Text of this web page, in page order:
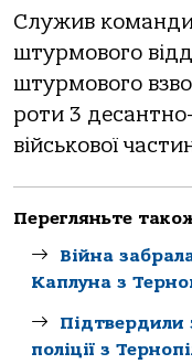
Служив
штурмового
штурмового
роти 3
військової
Перегляньте
Війна
Каплуна з
Підтвердили
поліції з